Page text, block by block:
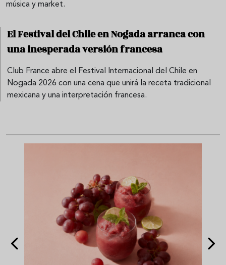
música y market.
El Festival del Chile en Nogada arranca con
una inesperada versión francesa
Club France abre el Festival Internacional del Chile en
Nogada 2026 con una cena que unirá la receta tradicional
mexicana y una interpretación francesa.